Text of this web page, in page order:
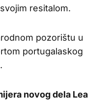
resitalom.
pozorištu u
portugalaskog
.
novog dela Lea